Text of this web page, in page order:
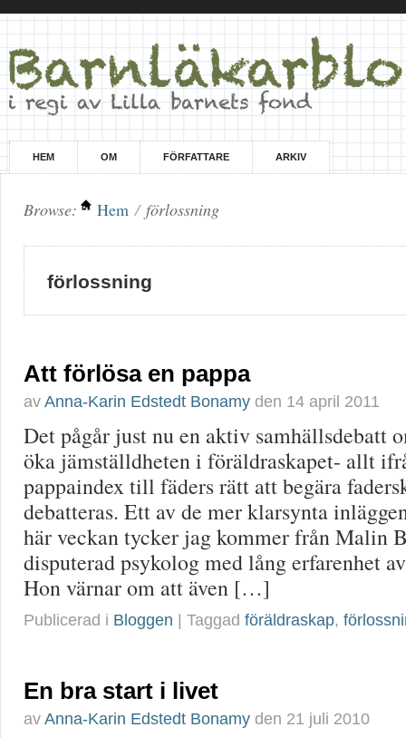
HEM OM FÖRFATTARE ARKIV
Browse: Hem / förlossning
förlossning
Att förlösa en pappa
av Anna-Karin Edstedt Bonamy den 14 april 2011
Det pågår just nu en aktiv samhällsdebatt
öka jämställdheten i föräldraskapet- allt
pappaindex till fäders rätt att begära
debatteras. Ett av de mer klarsynta
här veckan tycker jag kommer från Malin
disputerad psykolog med lång erfarenhet
Hon värnar om att även […]
Publicerad i Bloggen | Taggad föräldraskap,
En bra start i livet
av Anna-Karin Edstedt Bonamy den 21 juli 2010